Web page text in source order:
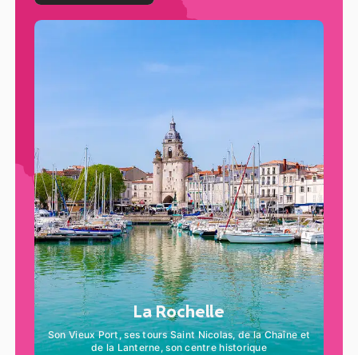
La Rochelle
Son Vieux Port, ses tours Saint Nicolas, de la Chaîne et
de la Lanterne, son centre historique